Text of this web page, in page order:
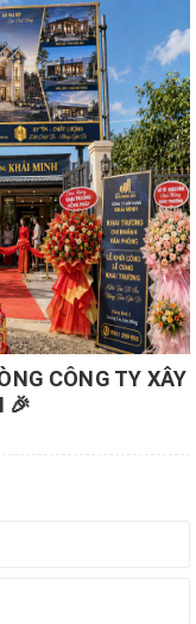
CÔNG TY XÂY
🎉